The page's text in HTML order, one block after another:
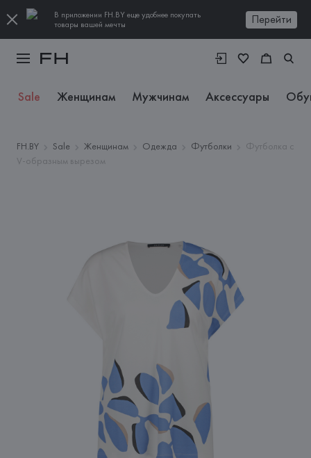
В приложении FH.BY еще удобнее покупать
товары вашей мечты
Перейти
Sale Женщинам Мужчинам Аксессуары
FH.BY Sale Женщинам Одежда Футболки
Футболка с
V-образным вырезом